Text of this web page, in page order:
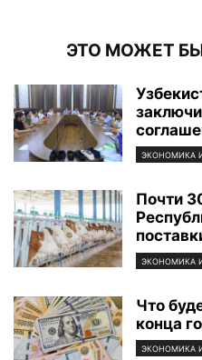
ЭТО МОЖЕТ
ЭКОНОМИКА
Почти
ЭКОНОМИКА
Что
конца
ЭКОНОМИКА